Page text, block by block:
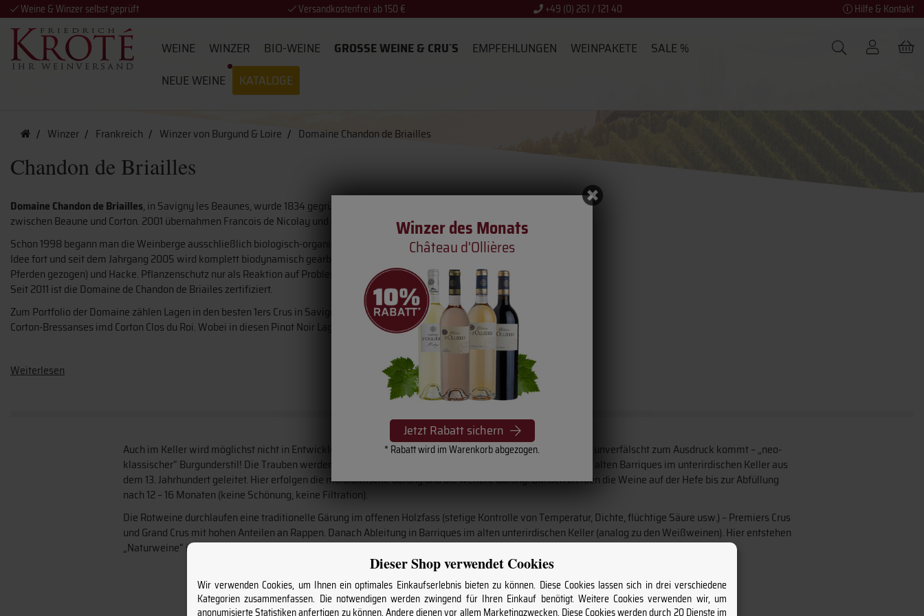
Winzer des Monats
Château d'Ollières
Jetzt Rabatt sichern
* Rabatt wird im Warenkorb abgezogen.
Weine & Winzer selbst geprüft Versandkostenfrei ab 150 € +49 (0) 261 / 121 40 Hilfe & Kontakt
WEINE WINZER BIO-WEINE GROSSE WEINE & CRU´S EMPFEHLUNGEN WEINPAKETE
SALE %
NEUE WEINE
KATALOGE
Winzer Frankreich Winzer von Burgund & Loire Domaine Chandon de Briailles
Chandon de Briailles
Domaine Chandon de Briailles, in Savigny les Beaunes, wurde 1834 gegründet. Die Weinberge mit wertvollem Terroir liegen
zwischen Beaune und Corton. 2001 übernahmen Francois de Nicolay und seine Schwester Claude die Leitung der Domaine.
Schon 1998 begann man die Weinberge ausschließlich biologisch-organisch zu bearbeiten. Francois de Nicolay führte diese
Idee fort und seit dem Jahrgang 2005 wird komplett biodynamisch gearbeitet. Bodenbearbeitung erfolgt mit Pflug (von
Pferden gezogen) und Hacke. Pflanzenschutz nur als Reaktion auf Probleme im Weinberg. Minimaler Einsatz von Kupfer.
Seit 2011 ist die Domaine de Chandon de Briailes zertifiziert.
Zum Portfolio der Domaine zählen Lagen in den besten 1ers Crus in Savigny und Pernand-Vergelesses sowie beste Lagen in
Corton-Bressanses imd Corton Clos du Roi. Wobei in diesen Pinot Noir Lagen auch Chardonnay Reben wachsen....
Weiterlesen
Auch im Keller wird möglichst nicht in Entwicklung des Weins eingegriffen damit das Besondere der Lagen unverfälscht zum Ausdruck kommt – „neo-
klassischer“ Burgunderstil! Die Trauben werden als ganzes gepresst und dann per Schwerkraft in die meist alten Barriques im unterirdischen Keller aus
dem 13. Jahrhundert geleitet. Hier erfolgen die malolaktische Gärung und die weitere Gärung. Danach bleiben die Weine auf der Hefe bis zur Abfüllung
nach 12 – 16 Monaten (keine Schönung, keine Filtration).
Die Rotweine durchlaufen eine traditionelle Gärung im offenen Holzfass (stetige Kontrolle von Temperatur, Dichte, flüchtige Säure usw.) – Premiers Crus
und Grand Crus mit hohen Anteilen an Rappen. Danach Ableitung in Barriques im alten unterirdischen Keller (analog zu den Weißweinen). Hier entstehen
„Naturweine“ im klassischen Sinn: ohne Ansäuerung, Hefen, Schönung, keine Filtration, minimaler Einsatz von Schwefel .
Dieser Shop verwendet Cookies
Wir verwenden Cookies, um Ihnen ein optimales Einkaufserlebnis bieten zu können. Diese Cookies lassen sich in drei verschiedene
Kategorien zusammenfassen. Die notwendigen werden zwingend für Ihren Einkauf benötigt. Weitere Cookies verwenden wir, um
anonymisierte Statistiken anfertigen zu können. Andere dienen vor allem Marketingzwecken. Diese Cookies werden durch 20 Dienste im